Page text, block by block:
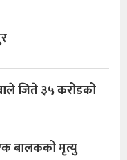
जिते ३५ करोडको
बालकको मृत्यु